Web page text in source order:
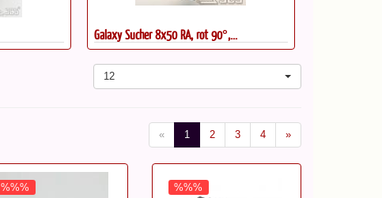
Galaxy Sucher 8x50 RA, rot 90°,...
12
« 1 2 3 4 »
%%% %%%